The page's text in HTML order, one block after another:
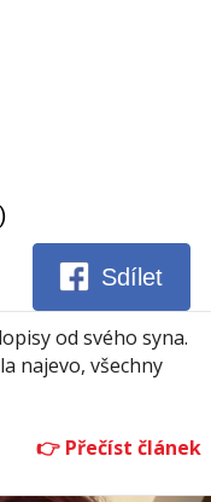
Sdílet
od svého syna.
najevo, všechny